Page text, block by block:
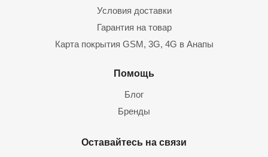
Условия доставки
Гарантия на товар
Карта покрытия GSM, 3G, 4G в Анапы
Помощь
Блог
Бренды
Оставайтесь на связи